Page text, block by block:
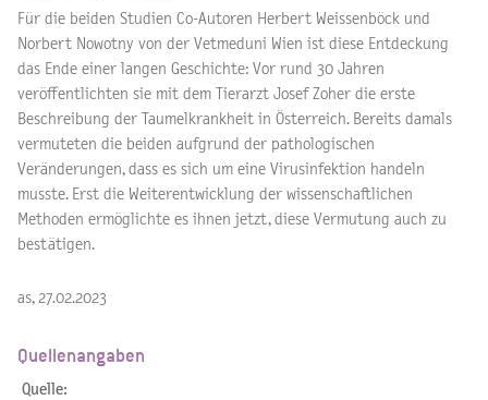
Für die beiden Studien Co-Autoren Herbert Weissenböck und
Norbert Nowotny von der Vetmeduni Wien ist diese Entdeckung
das Ende einer langen Geschichte: Vor rund 30 Jahren
veröffentlichten sie mit dem Tierarzt Josef Zoher die erste
Beschreibung der Taumelkrankheit in Österreich. Bereits damals
vermuteten die beiden aufgrund der pathologischen
Veränderungen, dass es sich um eine Virusinfektion handeln
musste. Erst die Weiterentwicklung der wissenschaftlichen
Methoden ermöglichte es ihnen jetzt, diese Vermutung auch zu
bestätigen.
as, 27.02.2023
Quellenangaben
Quelle: